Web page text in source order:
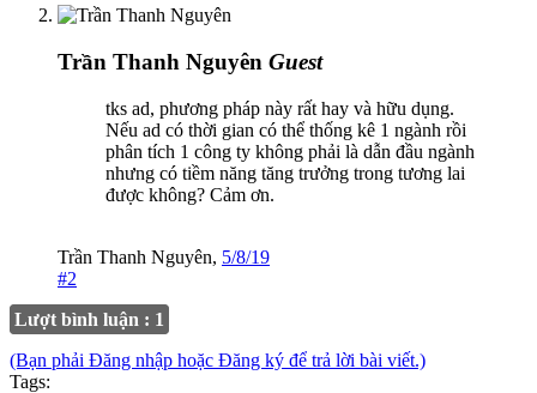
Trần Thanh Nguyên Guest
tks ad, phương pháp này rất hay và hữu dụng.
Nếu ad có thời gian có thể thống kê 1 ngành rồi
phân tích 1 công ty không phải là dẫn đầu ngành
nhưng có tiềm năng tăng trưởng trong tương lai
được không? Cảm ơn.
Trần Thanh Nguyên, 5/8/19
#2
Lượt bình luận : 1
(Bạn phải Đăng nhập hoặc Đăng ký để trả lời bài viết.)
Tags: